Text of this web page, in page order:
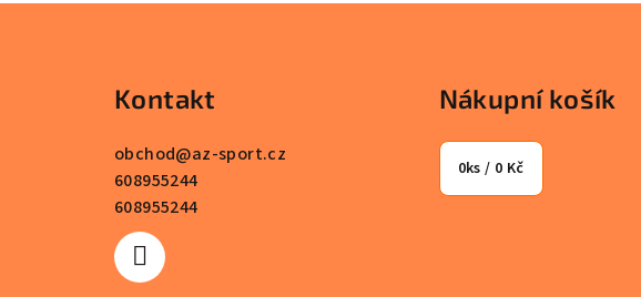
Kontakt
obchod@az-sport.cz
608955244
608955244
Nákupní košík
0ks / 0 Kč